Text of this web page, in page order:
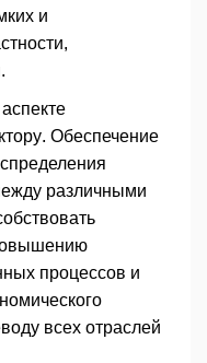
и
Обеспечение
различными
процессов и
всех отраслей